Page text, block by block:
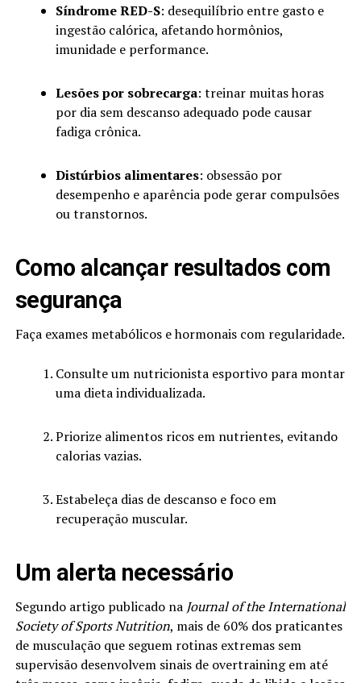
Síndrome RED-S: desequilíbrio entre gasto e
ingestão calórica, afetando hormônios,
imunidade e performance.
Lesões por sobrecarga: treinar muitas horas
por dia sem descanso adequado pode causar
fadiga crônica.
Distúrbios alimentares: obsessão por
desempenho e aparência pode gerar compulsões
ou transtornos.
Como alcançar resultados com
segurança
Faça exames metabólicos e hormonais com regularidade.
Consulte um nutricionista esportivo para montar
uma dieta individualizada.
Priorize alimentos ricos em nutrientes, evitando
calorias vazias.
Estabeleça dias de descanso e foco em
recuperação muscular.
Um alerta necessário
Segundo artigo publicado na Journal of the International
Society of Sports Nutrition, mais de 60% dos praticantes
de musculação que seguem rotinas extremas sem
supervisão desenvolvem sinais de overtraining em até